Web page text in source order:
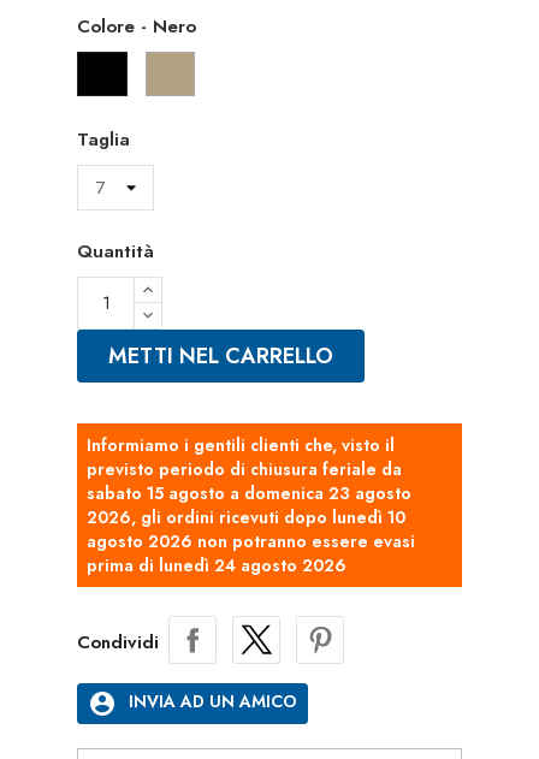
Colore - Nero
Taglia
Quantità
METTI NEL CARRELLO
Informiamo i gentili clienti che, visto il
previsto periodo di chiusura feriale da
sabato 15 agosto a domenica 23 agosto
2026, gli ordini ricevuti dopo lunedì 10
agosto 2026 non potranno essere evasi
prima di lunedì 24 agosto 2026
Condividi
account_circle INVIA AD UN AMICO